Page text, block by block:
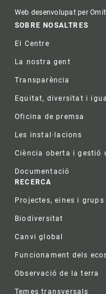
Web desenvolupat per
Footer
SOBRE NOSALTRES
El Centre
La nostra gent
Transparència
Equitat, diversitat i
Oficina de premsa
Les instal·lacions
Ciència oberta i gestió
Documentació
RECERCA
Projectes, eines i grups
Biodiversitat
Canvi global
Funcionament dels
Observació de la terra
Temes transversals